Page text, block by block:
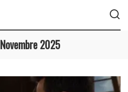
Novembre 2025